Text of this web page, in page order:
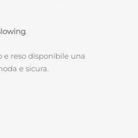
.
reso disponibile una
e sicura.